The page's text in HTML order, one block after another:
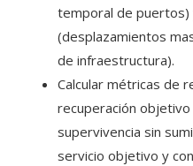
temporal de
(desplazamientos
de infraestructura).
Calcular métricas de
recuperación
supervivencia sin
servicio objetivo y